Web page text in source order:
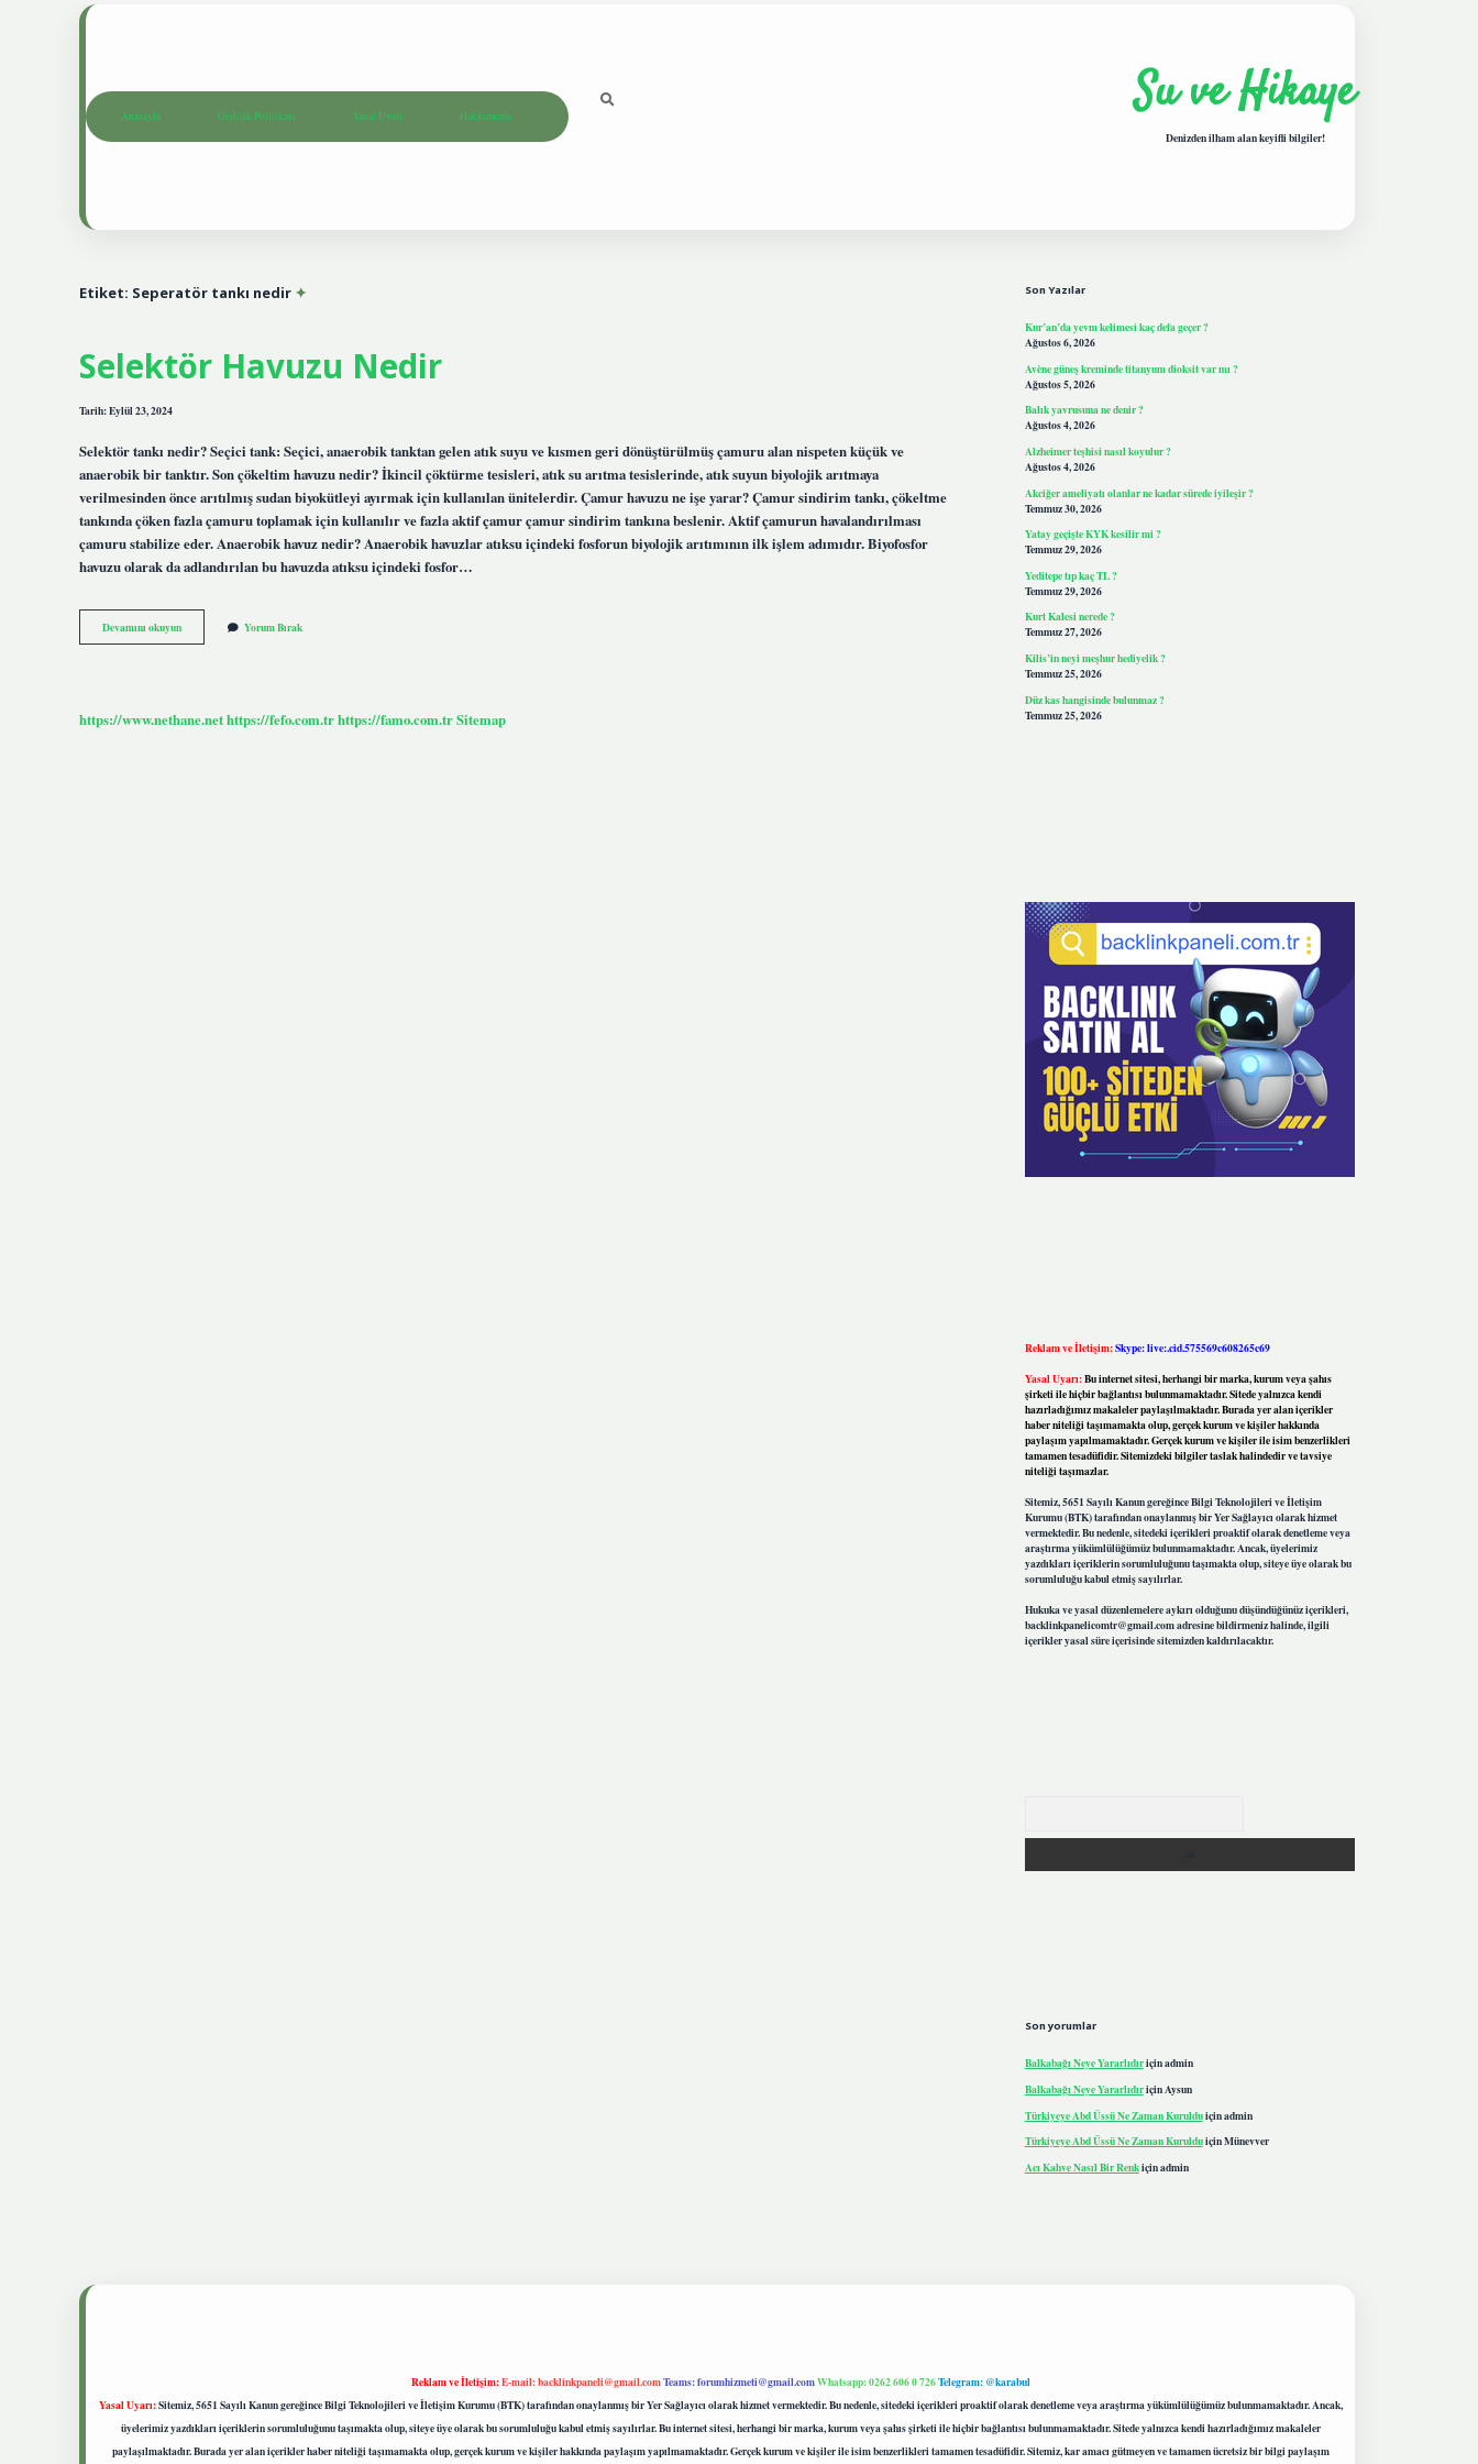
Anasayfa Gizlilik Politikası Yasal Uyarı Hakkımızda Su ve Hikaye
Denizden ilham alan keyifli bilgiler!
Etiket: Seperatör tankı nedir
Selektör Havuzu Nedir
Tarih: Eylül 23, 2024
Selektör tankı nedir? Seçici tank: Seçici, anaerobik tanktan gelen atık suyu ve kısmen geri dönüştürülmüş çamuru alan nispeten küçük ve
anaerobik bir tanktır. Son çökeltim havuzu nedir? İkincil çöktürme tesisleri, atık su arıtma tesislerinde, atık suyun biyolojik arıtmaya
verilmesinden önce arıtılmış sudan biyokütleyi ayırmak için kullanılan ünitelerdir. Çamur havuzu ne işe yarar? Çamur sindirim tankı, çökeltme
tankında çöken fazla çamuru toplamak için kullanılır ve fazla aktif çamur çamur sindirim tankına beslenir. Aktif çamurun havalandırılması
çamuru stabilize eder. Anaerobik havuz nedir? Anaerobik havuzlar atıksu içindeki fosforun biyolojik arıtımının ilk işlem adımıdır. Biyofosfor
havuzu olarak da adlandırılan bu havuzda atıksu içindeki fosfor…
Devamını okuyunSelektör
Havuzu
Yorum Bırak
https://www.nethane.nethttps://fefo.com.trhttps://famo.com.trSitemap
Son Yazılar
Kur’an’da yevm kelimesi kaç defa geçer ?
Ağustos 6, 2026
Avène güneş kreminde titanyum dioksit var mı ?
Ağustos 5, 2026
Balık yavrusuna ne denir ?
Ağustos 4, 2026
Alzheimer teşhisi nasıl koyulur ?
Ağustos 4, 2026
Akciğer ameliyatı olanlar ne kadar sürede iyileşir ?
Temmuz 30, 2026
Yatay geçişte KYK kesilir mi ?
Temmuz 29, 2026
Yeditepe tıp kaç TL ?
Temmuz 29, 2026
Kurt Kalesi nerede ?
Temmuz 27, 2026
Kilis’in neyi meşhur hediyelik ?
Temmuz 25, 2026
Düz kas hangisinde bulunmaz ?
Temmuz 25, 2026
Reklam ve İletişim:Skype: live:.cid.575569c608265c69
Yasal Uyarı:Bu internet sitesi, herhangi bir marka, kurum veya şahıs
şirketi ile hiçbir bağlantısı bulunmamaktadır. Sitede yalnızca kendi
hazırladığımız makaleler paylaşılmaktadır. Burada yer alan içerikler
haber niteliği taşımamakta olup, gerçek kurum ve kişiler hakkında
paylaşım yapılmamaktadır. Gerçek kurum ve kişiler ile isim benzerlikleri
tamamen tesadüfidir. Sitemizdeki bilgiler taslak halindedir ve tavsiye
niteliği taşımazlar.
Sitemiz, 5651 Sayılı Kanun gereğince Bilgi Teknolojileri ve İletişim
Kurumu (BTK) tarafından onaylanmış bir Yer Sağlayıcı olarak hizmet
vermektedir. Bu nedenle, sitedeki içerikleri proaktif olarak denetleme veya
araştırma yükümlülüğümüz bulunmamaktadır. Ancak, üyelerimiz
yazdıkları içeriklerin sorumluluğunu taşımakta olup, siteye üye olarak bu
sorumluluğu kabul etmiş sayılırlar.
Hukuka ve yasal düzenlemelere aykırı olduğunu düşündüğünüz içerikleri,
backlinkpanelicomtr@gmail.comadresine bildirmeniz halinde, ilgili
içerikler yasal süre içerisinde sitemizden kaldırılacaktır.
Son yorumlar
Balkabağı Neye Yararlıdıriçinadmin
Balkabağı Neye YararlıdıriçinAysun
Türkiyeye Abd Üssü Ne Zaman Kurulduiçinadmin
Türkiyeye Abd Üssü Ne Zaman KurulduiçinMünevver
Acı Kahve Nasıl Bir Renkiçinadmin
Reklam ve İletişim:E-mail:backlinkpaneli@gmail.comTeams:forumhizmeti@gmail.comWhatsapp: 0262 606 0 726Telegram: @karabul
Yasal Uyarı:Sitemiz, 5651 Sayılı Kanun gereğince Bilgi Teknolojileri ve İletişim Kurumu (BTK) tarafından onaylanmış bir Yer Sağlayıcı olarak hizmet vermektedir. Bu nedenle, sitedeki içerikleri proaktif olarak denetleme veya araştırma yükümlülüğümüz bulunmamaktadır. Ancak,
üyelerimiz yazdıkları içeriklerin sorumluluğunu taşımakta olup, siteye üye olarak bu sorumluluğu kabul etmiş sayılırlar. Bu internet sitesi, herhangi bir marka, kurum veya şahıs şirketi ile hiçbir bağlantısı bulunmamaktadır. Sitede yalnızca kendi hazırladığımız makaleler
paylaşılmaktadır. Burada yer alan içerikler haber niteliği taşımamakta olup, gerçek kurum ve kişiler hakkında paylaşım yapılmamaktadır. Gerçek kurum ve kişiler ile isim benzerlikleri tamamen tesadüfidir. Sitemiz, kar amacı gütmeyen ve tamamen ücretsiz bir bilgi paylaşım